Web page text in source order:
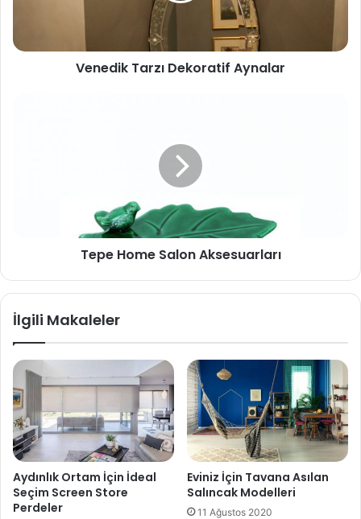
Venedik Tarzı Dekoratif Aynalar
Tepe Home Salon Aksesuarları
İlgili Makaleler
Aydınlık Ortam İçin İdeal
Seçim Screen Store
Perdeler
Eviniz İçin Tavana Asılan
Salıncak Modelleri
11 Ağustos 2020